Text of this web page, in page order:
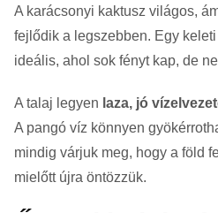
A karácsonyi kaktusz világos,
fejlődik a legszebben. Egy
ideális, ahol sok fényt kap, de
A talaj legyen laza, jó
A pangó víz könnyen
mindig várjuk meg, hogy a föld
mielőtt újra öntözzük.